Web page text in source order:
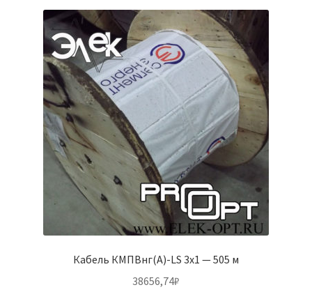
Кабель КМПВнг(А)-LS 3х1 — 505 м
38656,74₽